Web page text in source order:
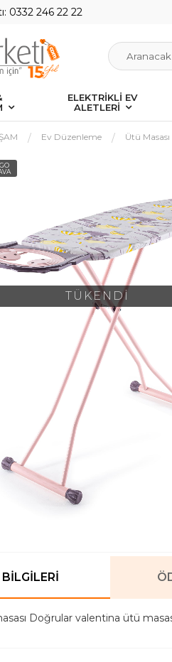
0332 246 22 22
ELEKTRİKLİ EV
ALETLERİ
Ev Düzenleme Ütü Masası
TÜKENDİ
Doğrular valentina ütü